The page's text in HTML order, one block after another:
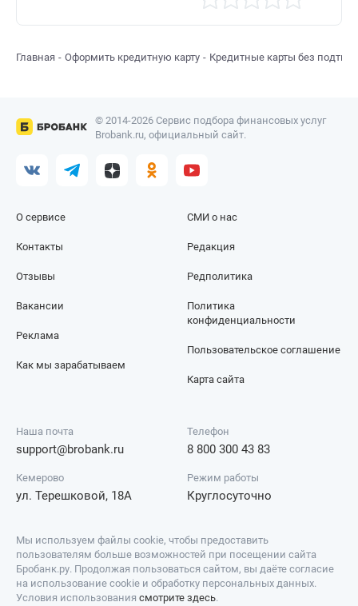
Главная Оформить кредитную карту Кредитные карты без
© 2014-2026 Сервис подбора финансовых услуг
Brobank.ru, официальный сайт.
О сервисе
Контакты
Отзывы
СМИ о нас
Редакция
Редполитика
Вакансии
Реклама
Как мы зарабатываем
Политика
конфиденциальности
Пользовательское соглашение
Карта сайта
Наша почта
support@brobank.ru
Телефон
8 800 300 43 83
Кемерово
ул. Терешковой, 18А
Режим работы
Круглосуточно
Мы используем файлы cookie, чтобы предоставить
пользователям больше возможностей при посещении сайта
Бробанк.ру. Продолжая пользоваться сайтом, вы даёте согласие
на использование cookie и обработку персональных данных.
Условия использования смотрите здесь.